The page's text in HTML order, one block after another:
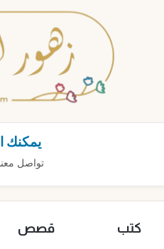
يمكنك
تواصل
كتب قصص